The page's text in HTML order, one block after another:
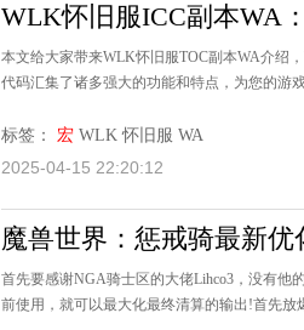
WLK怀旧服ICC副本WA
本文给大家带来WLK怀旧服TOC副本WA介绍
代码汇集了诸多强大的功能和特点，为您的游
标签： 宏 WLK 怀旧服 WA
2025-04-15 22:20:12
魔兽世界：惩戒骑最新
首先要感谢NGA骑士区的大佬Lihco3，没有他
前使用，就可以最大化最终清算的输出!首先放